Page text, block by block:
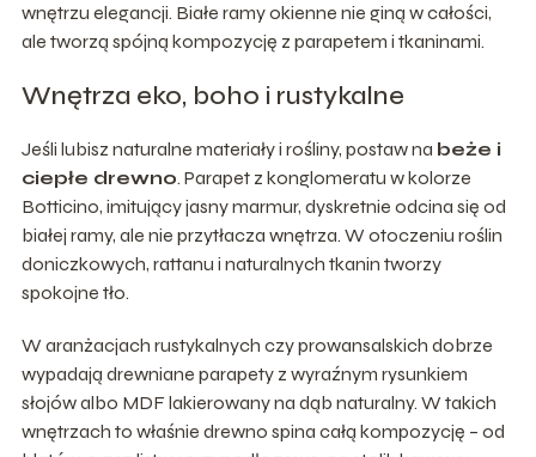
wnętrzu elegancji. Białe ramy okienne nie giną w całości,
ale tworzą spójną kompozycję z parapetem i tkaninami.
Wnętrza eko, boho i rustykalne
Jeśli lubisz naturalne materiały i rośliny, postaw na beże i
ciepłe drewno. Parapet z konglomeratu w kolorze
Botticino, imitujący jasny marmur, dyskretnie odcina się od
białej ramy, ale nie przytłacza wnętrza. W otoczeniu roślin
doniczkowych, rattanu i naturalnych tkanin tworzy
spokojne tło.
W aranżacjach rustykalnych czy prowansalskich dobrze
wypadają drewniane parapety z wyraźnym rysunkiem
słojów albo MDF lakierowany na dąb naturalny. W takich
wnętrzach to właśnie drewno spina całą kompozycję – od